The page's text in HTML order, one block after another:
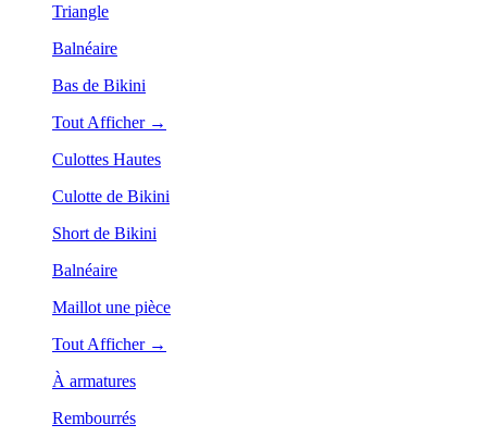
Triangle
Balnéaire
Bas de Bikini
Tout Afficher →
Culottes Hautes
Culotte de Bikini
Short de Bikini
Balnéaire
Maillot une pièce
Tout Afficher →
À armatures
Rembourrés